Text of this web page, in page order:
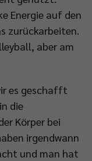
Energie auf den
zurückarbeiten.
aber am
es geschafft
die
Körper bei
irgendwann
und man hat